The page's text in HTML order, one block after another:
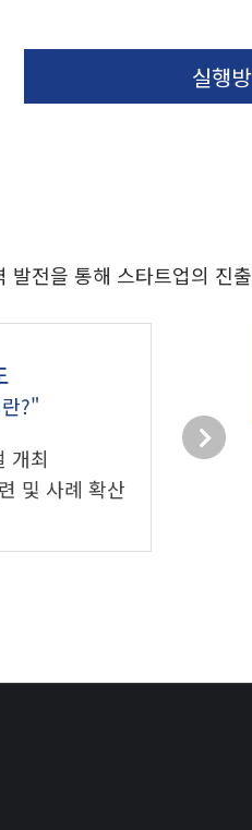
실행
발전을 통해 스타트업의 진
?"
개최
및 사례 확산